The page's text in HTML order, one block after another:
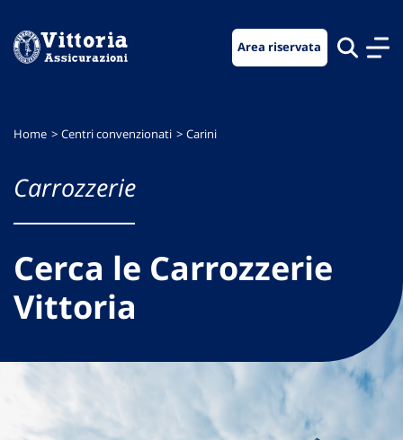
menu
contenuto
footer
Area riservata
Home Centri convenzionati Carini
Carrozzerie
Cerca le Carrozzerie
Vittoria